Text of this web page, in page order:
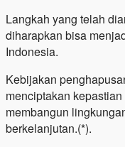
Langkah yang telah
diharapkan bisa
Indonesia.
Kebijakan
menciptakan
membangun
berkelanjutan.(*).